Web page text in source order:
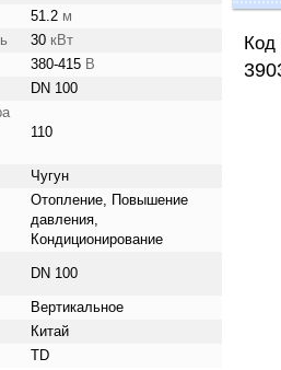
51.2 м
30 кВт
380-415 В
DN 100
110
Чугун
Отопление, Повышение
давления,
Кондиционирование
DN 100
Вертикальное
Китай
TD
Код